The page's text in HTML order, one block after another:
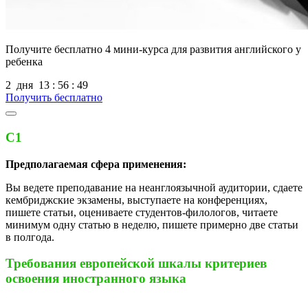
Получите бесплатно 4 мини-курса для развития английского у
ребенка
2 дня 13 : 56 : 48
Получить бесплатно
С1
Предполагаемая сфера применения:
Вы ведете преподавание на неанглоязычной аудитории, сдаете
кембриджские экзамены, выступаете на конференциях,
пишете статьи, оцениваете студентов-филологов, читаете
минимум одну статью в неделю, пишете примерно две статьи
в полгода.
Требования европейской шкалы критериев
освоения иностранного языка